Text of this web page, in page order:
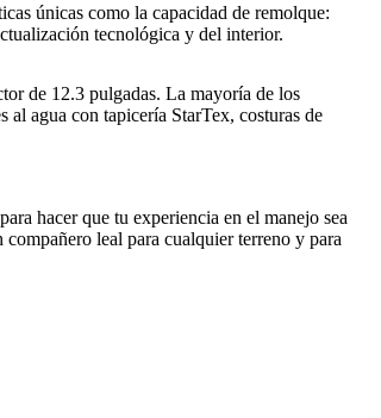
únicas como la capacidad de remolque:
tecnológica y del interior.
de 12.3 pulgadas. La mayoría de los
al agua con tapicería StarTex, costuras de
hacer que tu experiencia en el manejo sea
leal para cualquier terreno y para